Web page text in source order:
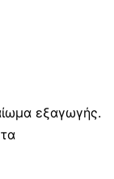
εξαγωγής.